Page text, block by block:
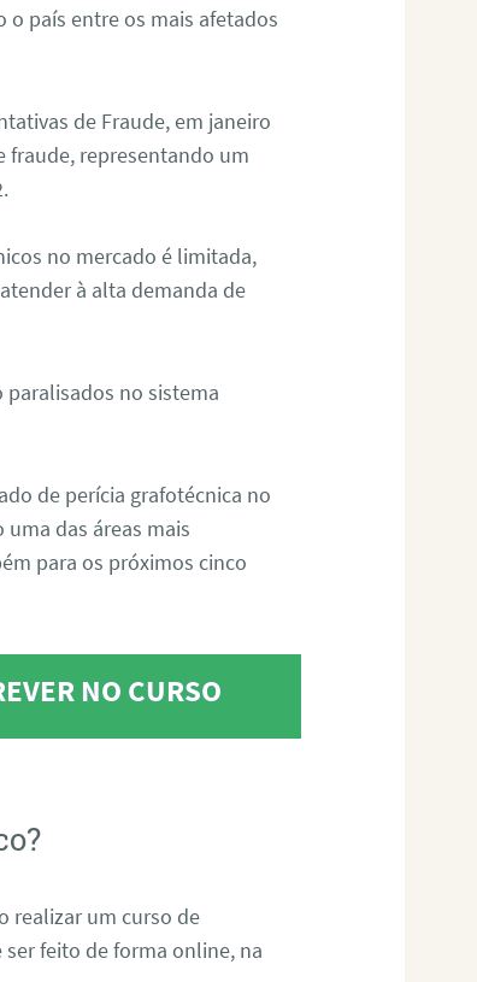
o país entre os mais afetados
de Fraude, em janeiro
fraude, representando um
no mercado é limitada,
à alta demanda de
paralisados no sistema
de perícia grafotécnica no
das áreas mais
para os próximos cinco
NO CURSO
realizar um curso de
ser feito de forma online, na